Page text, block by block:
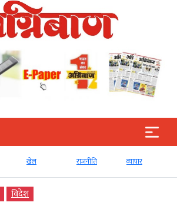
खेल राजनीति व्‍यापार
विदेश